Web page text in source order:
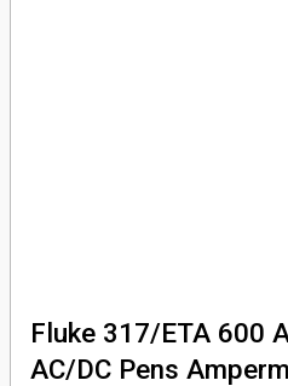
Fluke 317/ETA 600
AC/DC Pens